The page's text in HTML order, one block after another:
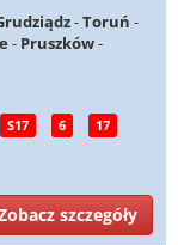
-Toruń -
- Pruszków-
S17 6 17
szczegóły